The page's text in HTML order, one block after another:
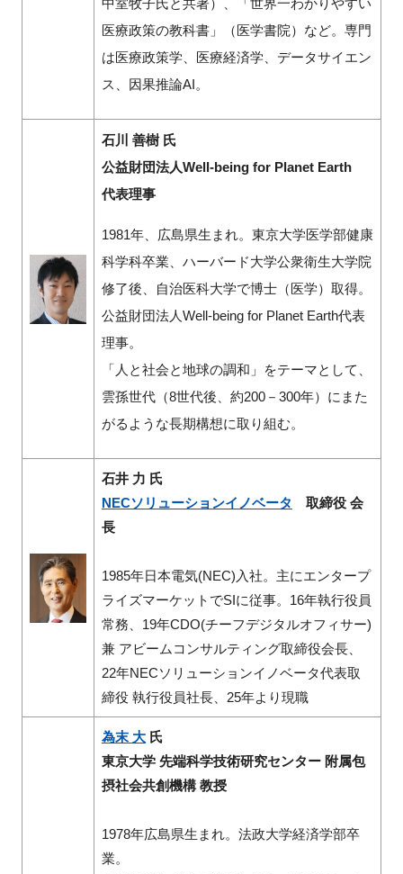
中室牧子氏と共著）、「世界一わかりやすい
医療政策の教科書」（医学書院）など。専門
は医療政策学、医療経済学、データサイエン
ス、因果推論AI。
石川 善樹 氏
公益財団法人Well-being for Planet Earth
代表理事
1981年、広島県生まれ。東京大学医学部健康
科学科卒業、ハーバード大学公衆衛生大学院
修了後、自治医科大学で博士（医学）取得。
公益財団法人Well-being for Planet Earth代表
理事。
「人と社会と地球の調和」をテーマとして、
雲孫世代（8世代後、約200－300年）にまた
がるような長期構想に取り組む。
石井 力 氏
NECソリューションイノベータ
取締役 会
長
1985年日本電気(NEC)入社。主にエンタープ
ライズマーケットでSIに従事。16年執行役員
常務、19年CDO(チーフデジタルオフィサー)
兼 アビームコンサルティング取締役会長、
22年NECソリューションイノベータ代表取
締役 執行役員社長、25年より現職
為末 大氏
東京大学 先端科学技術研究センター 附属包
摂社会共創機構 教授
1978年広島県生まれ。法政大学経済学部卒
業。